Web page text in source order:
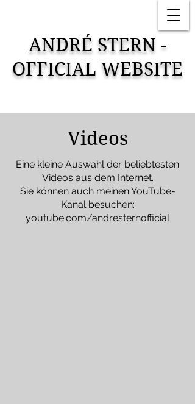
ANDRÉ STERN -
OFFICIAL WEBSITE
Videos
Eine kleine Auswahl der beliebtesten
Videos aus dem Internet.
Sie können auch meinen YouTube-
Kanal besuchen:
youtube.com/andresternofficial